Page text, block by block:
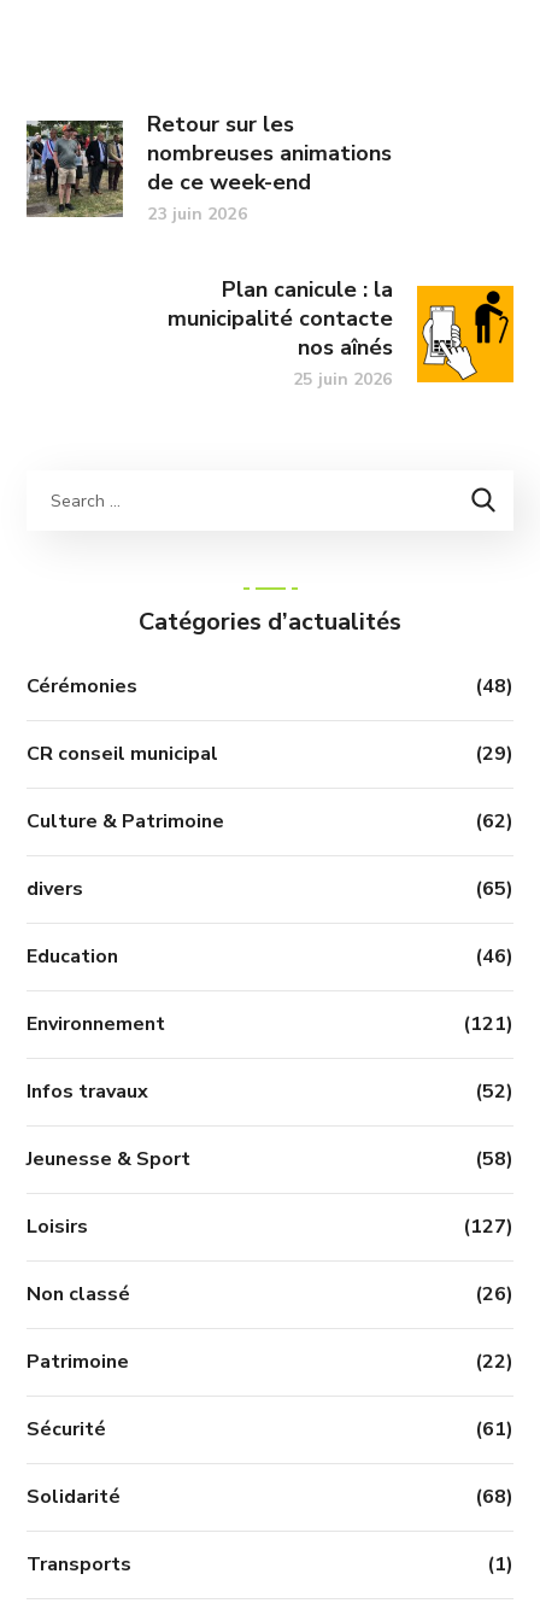
Retour sur les
nombreuses animations
de ce week-end
23 juin 2026
Plan canicule : la
municipalité contacte
nos aînés
25 juin 2026
Catégories d’actualités
Cérémonies (48)
CR conseil municipal (29)
Culture & Patrimoine (62)
divers (65)
Education (46)
Environnement (121)
Infos travaux (52)
Jeunesse & Sport (58)
Loisirs (127)
Non classé (26)
Patrimoine (22)
Sécurité (61)
Solidarité (68)
Transports (1)